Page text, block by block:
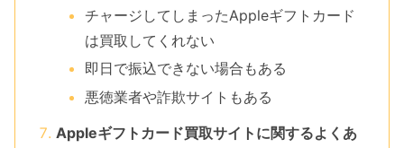
チャージしてしまったAppleギフトカード
は買取してくれない
即日で振込できない場合もある
悪徳業者や詐欺サイトもある
Appleギフトカード買取サイトに関するよくあ